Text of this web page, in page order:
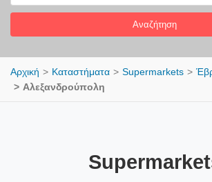
Αναζήτηση
Αρχική Καταστήματα Supermarkets
Αλεξανδρούπολη